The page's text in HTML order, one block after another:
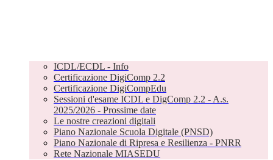
ICDL/ECDL - Info
Certificazione DigiComp 2.2
Certificazione DigiCompEdu
Sessioni d'esame ICDL e DigComp 2.2 - A.s.
2025/2026 - Prossime date
Le nostre creazioni digitali
Piano Nazionale Scuola Digitale (PNSD)
Piano Nazionale di Ripresa e Resilienza - PNRR
Rete Nazionale MIASEDU